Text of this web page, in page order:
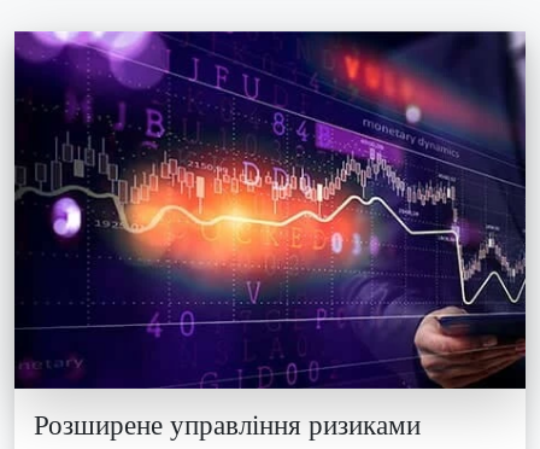
Розширене управління ризиками